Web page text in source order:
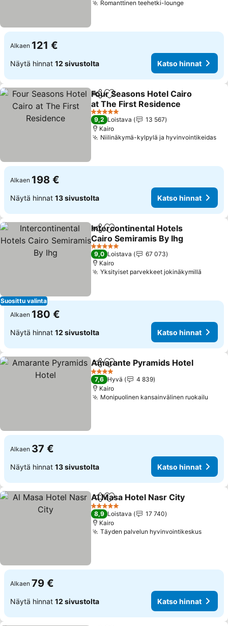
Romanttinen teehetki-loungeKatso
Alkaen 121 €
Näytä hinnat 12 sivustolta Katso hinnat
Jaa Lisää suosikkeihin
Four Seasons Hotel Cairo
at The First Residence
Katso hinnat
5 Tähtiluokitus
9,2 Loistava
13 567
Kairo
Niilinäkymä-kylpylä ja hyvinvointikeidas
Alkaen 198 €
Näytä hinnat 13 sivustolta Katso hinnat
Suosittu valinta
Jaa Lisää suosikkeihin
Intercontinental Hotels
Cairo Semiramis By Ihg
Katso hinnat
5 Tähtiluokitus
9,0 Loistava
67 073
Kairo
Yksityiset parvekkeet jokinäkymillä
Alkaen 180 €
Näytä hinnat 12 sivustolta Katso hinnat
Jaa Lisää suosikkeihin
Amarante Pyramids Hotel
4 Tähtiluokitus
7,6 Hyvä
4 839
Kairo
Monipuolinen kansainvälinen ruokailu
Alkaen 37 €
Näytä hinnat 13 sivustolta Katso hinnat
Jaa Lisää suosikkeihin
Al Masa Hotel Nasr City
5 Tähtiluokitus
8,9 Loistava
17 740
Kairo
Täyden palvelun hyvinvointikeskusKatso
Alkaen 79 €
Näytä hinnat 12 sivustolta Katso hinnat